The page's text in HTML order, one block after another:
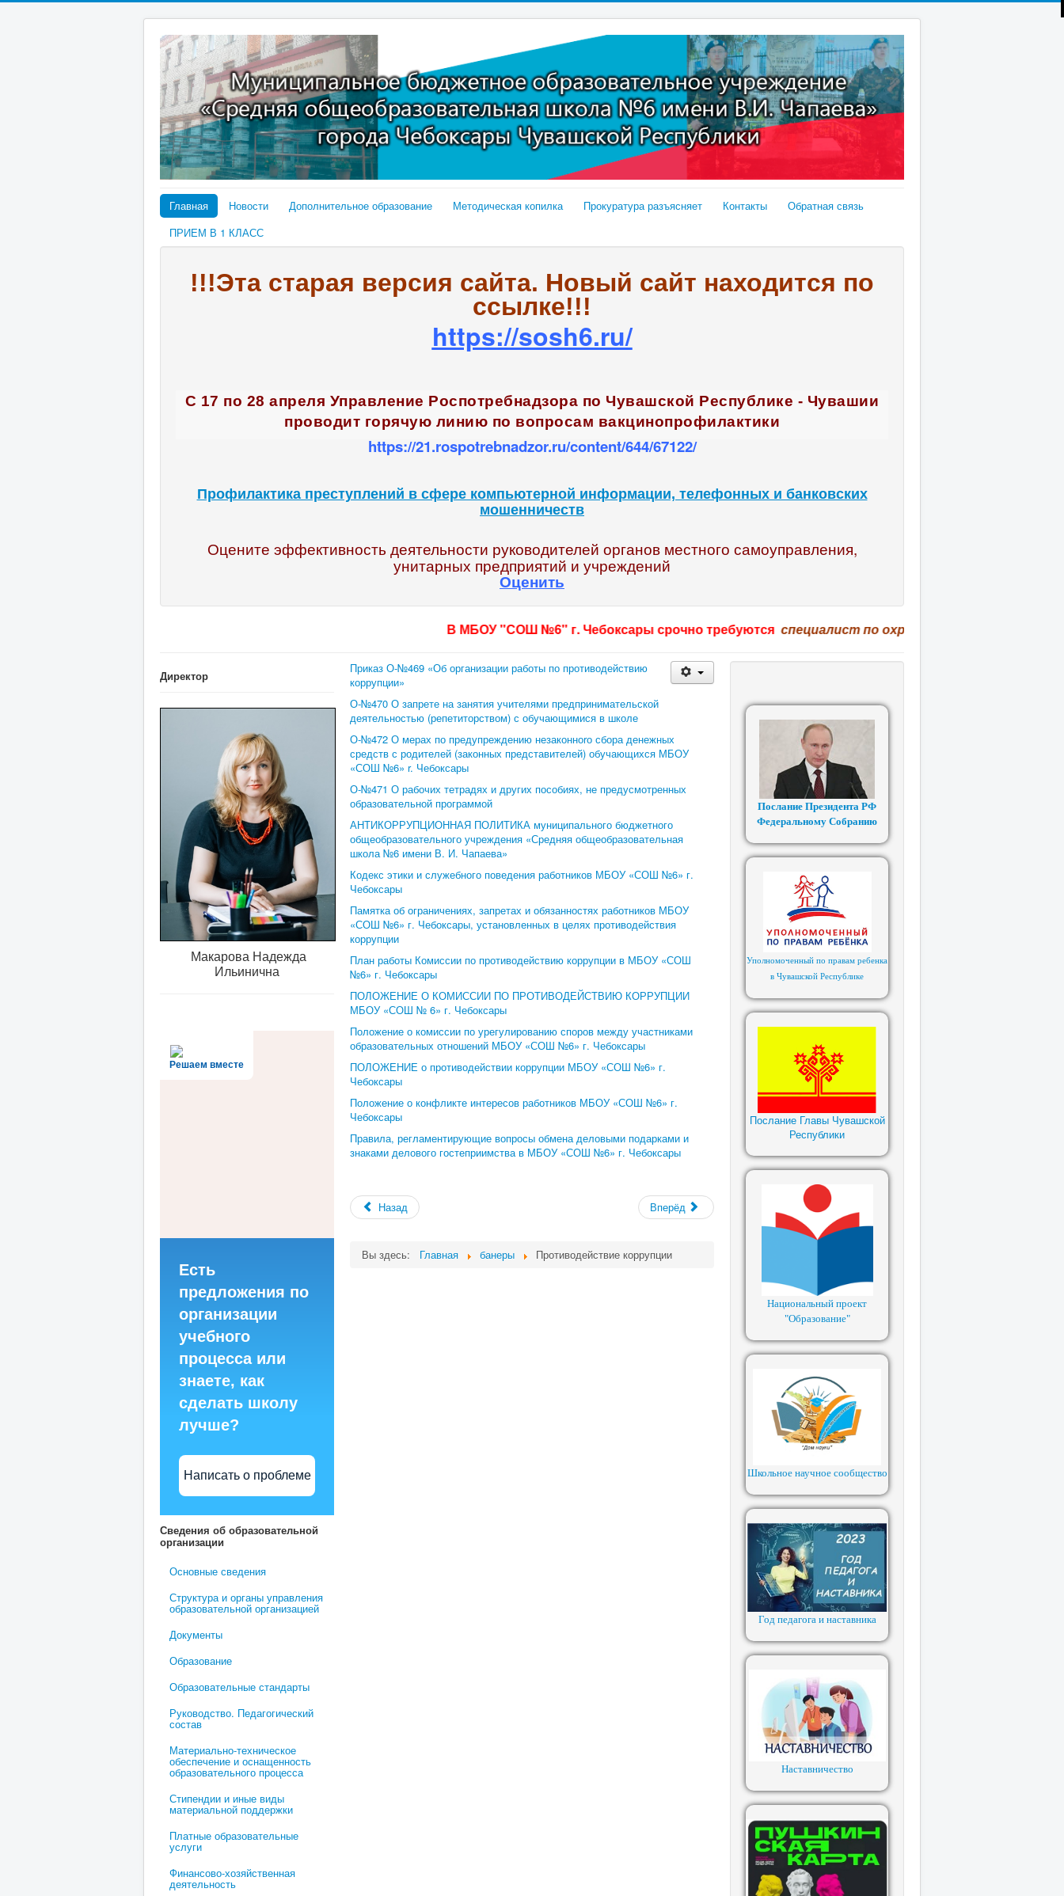
Главная Новости Дополнительное образование Методическая копилка Прокуратура разъясняет Контакты
Обратная связь
ПРИЕМ В 1 КЛАСС
!!!Эта старая версия сайта. Новый сайт находится по
ссылке!!!
https://sosh6.ru/
С 17 по 28 апреля Управление Роспотребнадзора по Чувашской Республике - Чувашии
проводит горячую линию по вопросам вакцинопрофилактики
https://21.rospotrebnadzor.ru/content/644/67122/
Профилактика преступлений в сфере компьютерной информации, телефонных и банковских
мошенничеств
Оцените эффективность деятельности руководителей органов местного самоуправления,
унитарных предприятий и учреждений
Оценить
В МБОУ "СОШ №6" г. Чебоксары срочно требуютсяспециалист по охране труда, учитель
Директор
Макарова Надежда
Ильинична
Решаем вместе
Есть
предложения по
организации
учебного
процесса или
знаете, как
сделать школу
лучше?
Написать о проблеме
Сведения об образовательной
организации
Основные сведения
Структура и органы управления
образовательной организацией
Документы
Образование
Образовательные стандарты
Руководство. Педагогический
состав
Материально-техническое
обеспечение и оснащенность
образовательного процесса
Стипендии и иные виды
материальной поддержки
Платные образовательные
услуги
Финансово-хозяйственная
деятельность
Приказ О-№469 «Об организации работы по противодействию
коррупции»
О-№470 О запрете на занятия учителями предпринимательской
деятельностью (репетиторством) с обучающимися в школе
О-№472 О мерах по предупреждению незаконноrо сбора денежных
средств с родителей (законных представителей) обучающихся МБОУ
«СОШ №6» r. Чебоксары
О-№471 О рабочих тетрадях и других пособиях, не предусмотренных
образовательной программой
АНТИКОРРУПЦИОННАЯ ПОЛИТИКА муниципального бюджетного
общеобразовательного учреждения «Средняя общеобразовательная
школа №6 имени В. И. Чапаева»
Кодекс этики и служебного поведения работников МБОУ «СОШ №6» г.
Чебоксары
Памятка об ограничениях, запретах и обязанностях работников МБОУ
«СОШ №6» г. Чебоксары, установленных в целях противодействия
коррупции
План работы Комиссии по противодействию коррупции в МБОУ «СОШ
№6» г. Чебоксары
ПОЛОЖЕНИЕ О КОМИССИИ ПО ПРОТИВОДЕЙСТВИЮ КОРРУПЦИИ
МБОУ «СОШ № 6» г. Чебоксары
Положение о комиссии по урегулированию споров между участниками
образовательных отношений МБОУ «СОШ №6» г. Чебоксары
ПОЛОЖЕНИЕ о противодействии коррупции МБОУ «СОШ №6» г.
Чебоксары
Положение о конфликте интересов работников МБОУ «СОШ №6» г.
Чебоксары
Правила, регламентирующие вопросы обмена деловыми подарками и
знаками делового гостеприимства в МБОУ «СОШ №6» г. Чебоксары
Назад Вперёд
Вы здесь: Главная банеры Противодействие коррупции
Послание Президента РФ
Федеральному Собранию
Уполномоченный по правам ребенка
в Чувашской Республике
Послание Главы Чувашской
Республики
Национальный проект
"Образование"
Школьное научное сообщество
Год педагога и наставника
Наставничество